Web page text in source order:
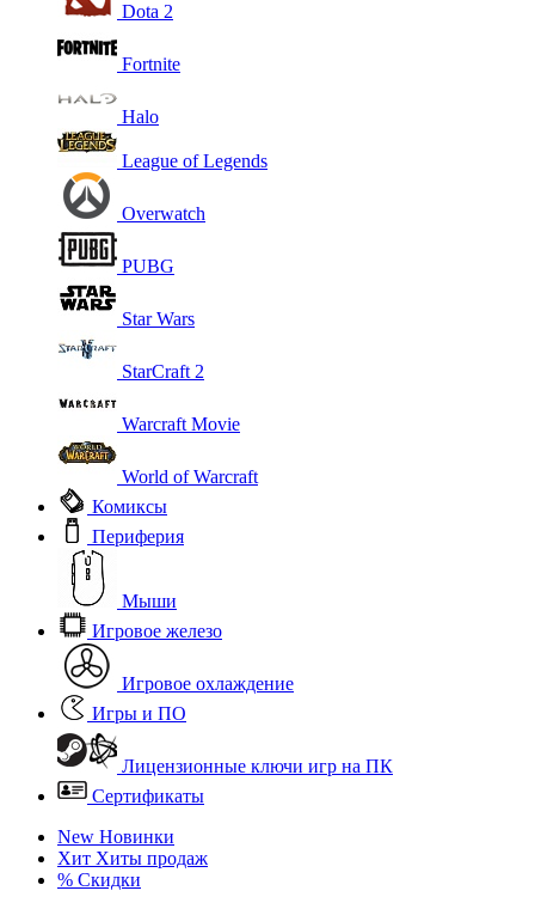
Dota 2
Fortnite
Halo
League of Legends
Overwatch
PUBG
Star Wars
StarCraft 2
Warcraft Movie
World of Warcraft
Комиксы
Периферия
Мыши
Игровое железо
Игровое охлаждение
Игры и ПО
Лицензионные ключи игр на ПК
Сертификаты
New Новинки
Хит Хиты продаж
% Скидки